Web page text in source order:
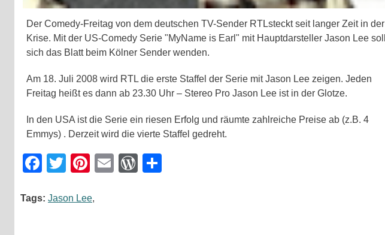
Der Comedy-Freitag von dem deutschen TV-Sender RTLsteckt seit langer Zeit in der
Krise. Mit der US-Comedy Serie "MyName is Earl" mit Hauptdarsteller Jason Lee soll
sich das Blatt beim Kölner Sender wenden.
Am 18. Juli 2008 wird RTL die erste Staffel der Serie mit Jason Lee zeigen. Jeden
Freitag heißt es dann ab 23.30 Uhr – Stereo Pro Jason Lee ist in der Glotze.
In den USA ist die Serie ein riesen Erfolg und räumte zahlreiche Preise ab (z.B. 4
Emmys) . Derzeit wird die vierte Staffel gedreht.
Facebook
Twitter
Pinterest
EmailWordPress
Tags: Jason Lee,